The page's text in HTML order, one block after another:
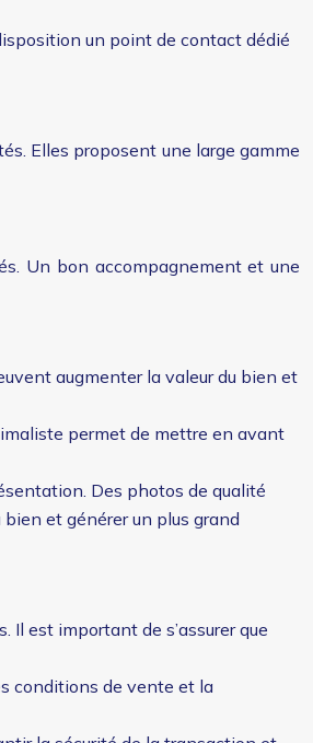
un point de contact dédié
Elles proposent une large gamme
Un bon accompagnement et une
augmenter la valeur du bien et
permet de mettre en avant
Des photos de qualité
et générer un plus grand
Il est important de s’assurer que
conditions de vente et la